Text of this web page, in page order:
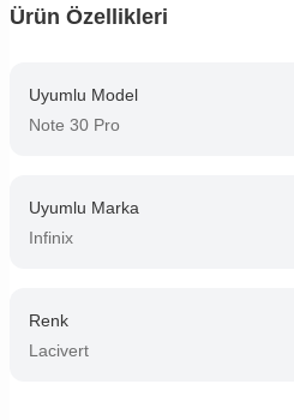
Ürün Özellikleri
Uyumlu Model
Note 30 Pro
Uyumlu Marka
Infinix
Renk
Lacivert